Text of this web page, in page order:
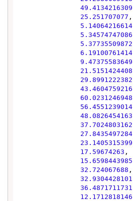
49.4134216309
25.251707077 ,
5.14064216614
5.34574747086
5.37735509872
6.19100761414
9.47375583649
21.5151424408
29.8991222382
43.4604759216
60.0231246948
56.4551239014
48.0826454163
37.7024803162
27.8435497284
23.1405315399
17.59674263 ,
15.6598443985
32.724067688 ,
32.9304428101
36.4871711731
12.1712818146